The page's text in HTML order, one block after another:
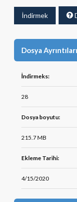
İndirmek
Dosya Ayrıntıları
İndirmeks:
28
Dosya boyutu:
215.7 MB
Ekleme Tarihi:
4/15/2020